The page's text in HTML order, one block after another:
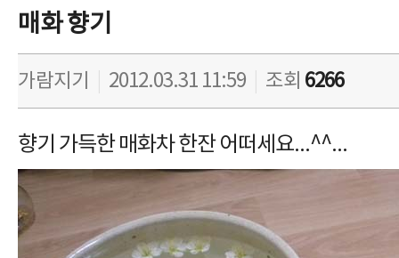
매화 향기
가람지기 2012.03.31 11:59 조회 6266
향기 가득한 매화차 한잔 어떠세요...^^...